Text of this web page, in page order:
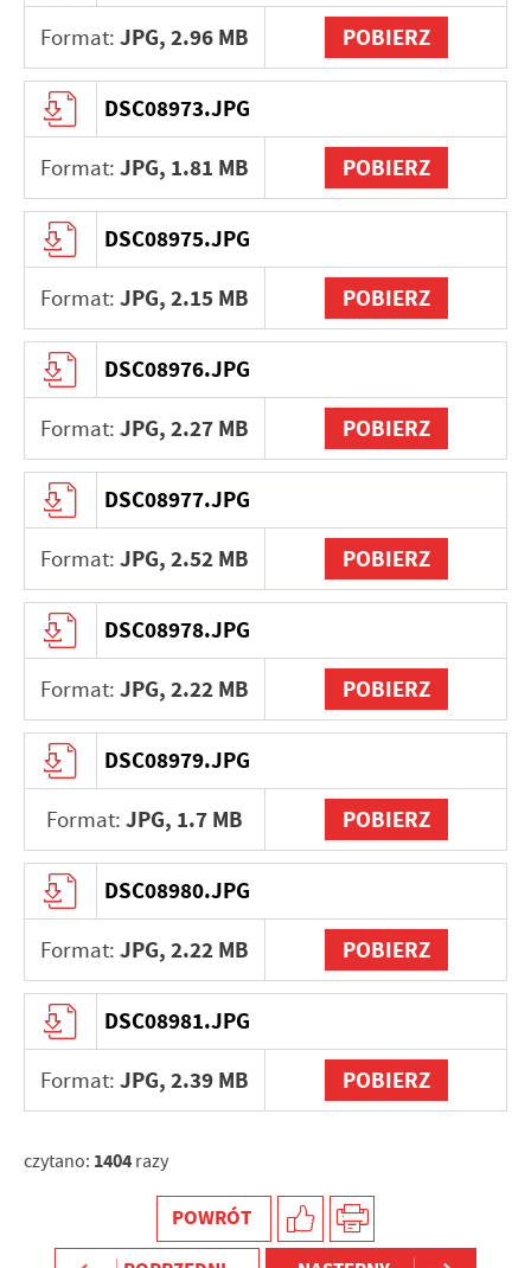
Format: JPG, 2.96 MB POBIERZ
DSC08973.JPG
Format: JPG, 1.81 MB POBIERZ
DSC08975.JPG
Format: JPG, 2.15 MB POBIERZ
DSC08976.JPG
Format: JPG, 2.27 MB POBIERZ
DSC08977.JPG
Format: JPG, 2.52 MB POBIERZ
DSC08978.JPG
Format: JPG, 2.22 MB POBIERZ
DSC08979.JPG
Format: JPG, 1.7 MB POBIERZ
DSC08980.JPG
Format: JPG, 2.22 MB POBIERZ
DSC08981.JPG
Format: JPG, 2.39 MB POBIERZ
czytano: 1404 razy
POWRÓT